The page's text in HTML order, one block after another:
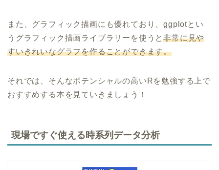
また、グラフィック描画にも優れており、ggplotとい
うグラフィック描画ライブラリーを使うと非常に見や
すいきれいなグラフを作ることができます。
それでは、そんなポテンシャルの高いRを勉強する上で
おすすめする本を見ていきましょう！
現場ですぐ使える時系列データ分析